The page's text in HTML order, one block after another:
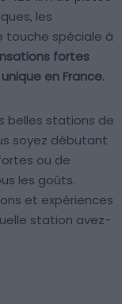
les
touche spéciale à
fortes
en France.
belles stations de
soyez débutant
ou de
les goûts.
et expériences
station avez-